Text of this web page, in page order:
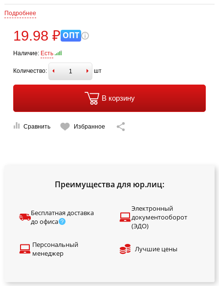
Подробнее
19.98 ₽ ОПТ
Наличие: Есть
Количество: шт
В корзину
Сравнить Избранное
Преимущества для юр.лиц:
Бесплатная доставка
до офиса
Электронный
документооборот
(ЭДО)
Персональный
менеджер
Лучшие цены